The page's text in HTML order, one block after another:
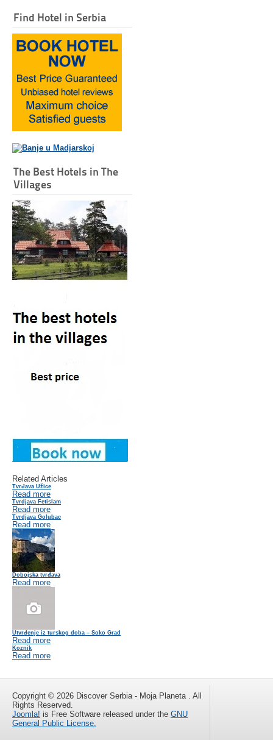
Find Hotel in Serbia
The Best Hotels in The
Villages
Related Articles
Tvrđava Užice
Read more
Tvrdjava Fetislam
Read more
Tvrdjava Golubac
Read more
Dobojska tvrđava
Read more
Utvrđenje iz turskog doba – Soko Grad
Read more
Koznik
Read more
Copyright © 2026 Discover Serbia - Moja Planeta . All
Rights Reserved.
Joomla! is Free Software released under the GNU
General Public License.